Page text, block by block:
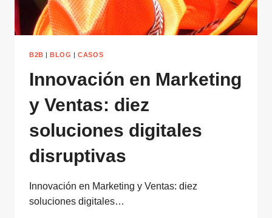
B2B |BLOG |CASOS
Innovación en Marketing
y Ventas: diez
soluciones digitales
disruptivas
Innovación en Marketing y Ventas: diez
soluciones digitales…